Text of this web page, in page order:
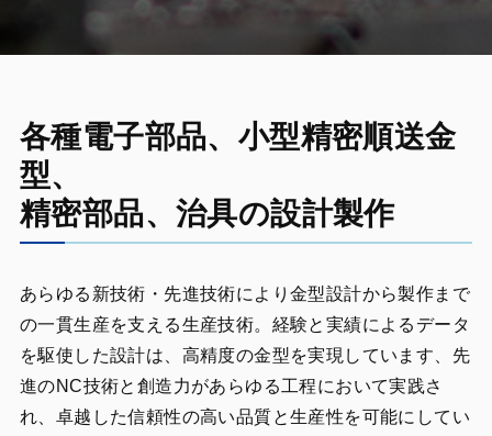
各種電子部品、小型精密順送金
型、
精密部品、治具の設計製作
あらゆる新技術・先進技術により金型設計から製作まで
の一貫生産を支える生産技術。経験と実績によるデータ
を駆使した設計は、高精度の金型を実現しています、先
進のNC技術と創造力があらゆる工程において実践さ
れ、卓越した信頼性の高い品質と生産性を可能にしてい